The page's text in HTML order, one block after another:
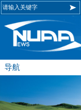
导航